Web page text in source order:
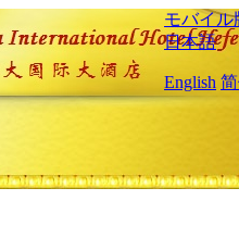
モバイル
日本語
English